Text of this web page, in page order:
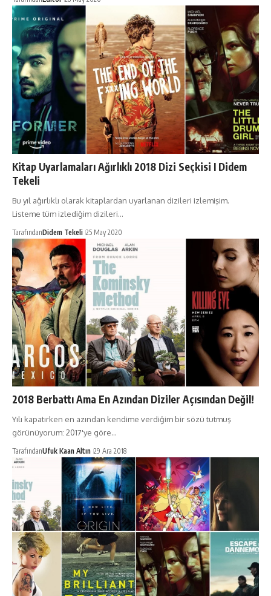
Kitap Uyarlamaları Ağırlıklı 2018 Dizi Seçkisi I Didem
Tekeli
Bu yıl ağırlıklı olarak kitaplardan uyarlanan dizileri izlemişim.
Listeme tüm izlediğim dizileri…
TarafındanDidem Tekeli 25 May 2020
2018 Berbattı Ama En Azından Diziler Açısından Değil!
Yılı kapatırken en azından kendime verdiğim bir sözü tutmuş
görünüyorum: 2017'ye göre…
TarafındanUfuk Kaan Altın 29 Ara 2018